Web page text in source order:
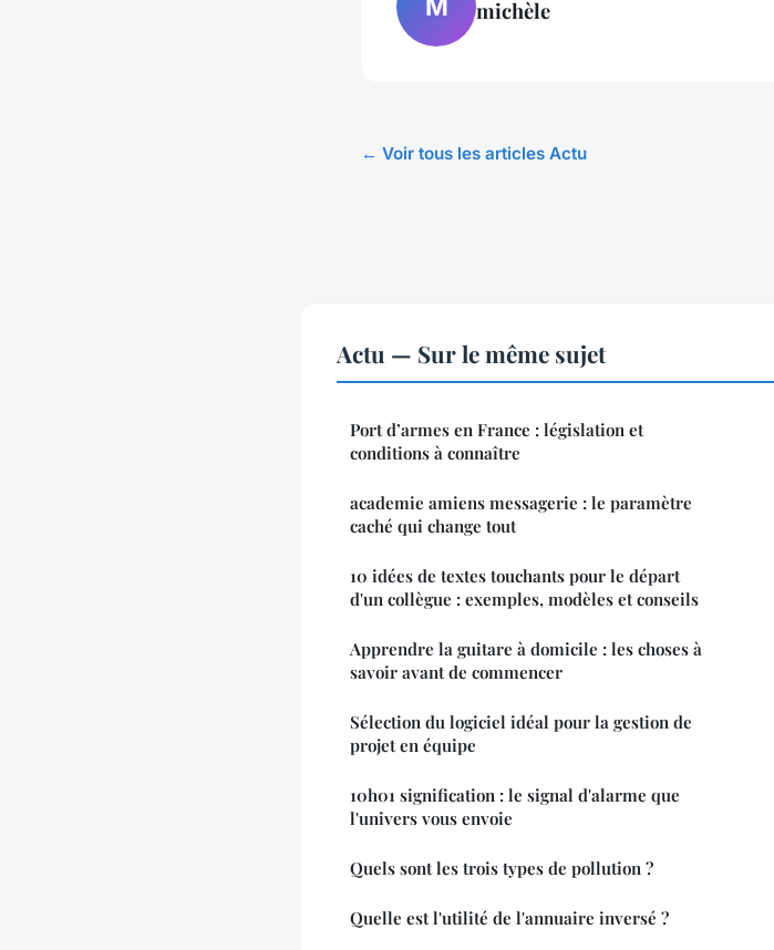
M michèle
← Voir tous les articles Actu
Actu — Sur le même sujet
Port d’armes en France : législation et
conditions à connaître
academie amiens messagerie : le paramètre
caché qui change tout
10 idées de textes touchants pour le départ
d'un collègue : exemples, modèles et conseils
Apprendre la guitare à domicile : les choses à
savoir avant de commencer
Sélection du logiciel idéal pour la gestion de
projet en équipe
10h01 signification : le signal d'alarme que
l'univers vous envoie
Quels sont les trois types de pollution ?
Quelle est l'utilité de l'annuaire inversé ?